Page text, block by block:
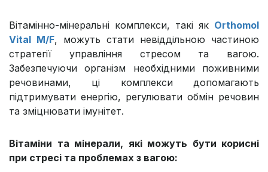
Вітамінно-мінеральні комплекси, такі як Orthomol
Vital M/F, можуть стати невіддільною частиною
стратегії управління стресом та вагою.
Забезпечуючи організм необхідними поживними
речовинами, ці комплекси допомагають
підтримувати енергію, регулювати обмін речовин
та зміцнювати імунітет.
Вітаміни та мінерали, які можуть бути корисні
при стресі та проблемах з вагою: